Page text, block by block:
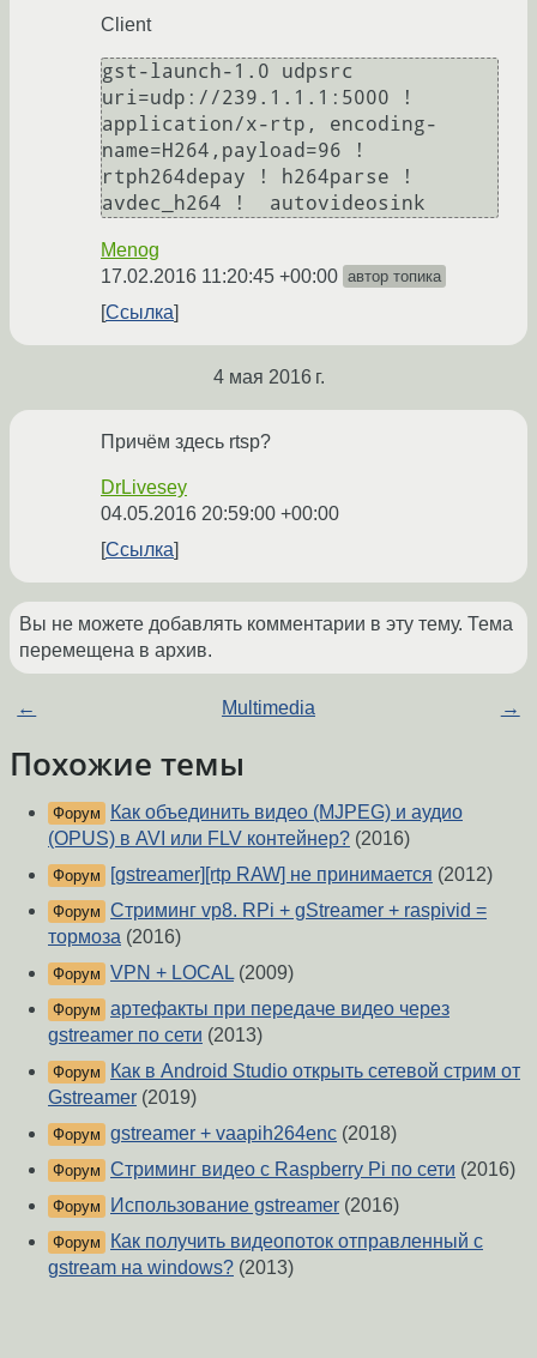
Client
gst-launch-1.0 udpsrc
uri=udp://239.1.1.1:5000 !
application/x-rtp, encoding-
name=H264,payload=96 !
rtph264depay ! h264parse !
avdec_h264 !  autovideosink
Menog
17.02.2016 11:20:45 +00:00 автор топика
Ссылка
4 мая 2016 г.
Причём здесь rtsp?
DrLivesey
04.05.2016 20:59:00 +00:00
Ссылка
Вы не можете добавлять комментарии в эту тему. Тема
перемещена в архив.
← Multimedia →
Похожие темы
Форум
Как объединить видео (MJPEG) и аудио
(OPUS) в AVI или FLV контейнер? (2016)
Форум [gstreamer][rtp RAW] не принимается (2012)
Форум Стриминг vp8. RPi + gStreamer + raspivid =
тормоза (2016)
Форум VPN + LOCAL (2009)
Форум артефакты при передаче видео через
gstreamer по сети (2013)
Форум
Как в Android Studio открыть сетевой стрим от
Gstreamer (2019)
Форум gstreamer + vaapih264enc (2018)
Форум Стриминг видео с Raspberry Pi по сети (2016)
Форум Использование gstreamer (2016)
Форум
Как получить видеопоток отправленный с
gstream на windows? (2013)